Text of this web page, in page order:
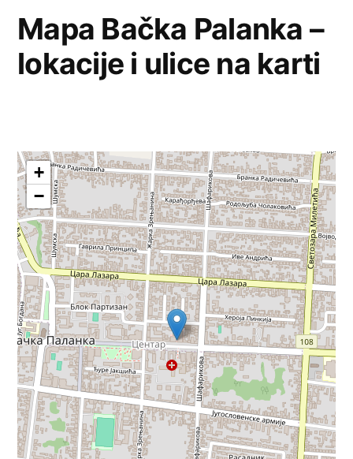
Mapa Bačka Palanka –
lokacije i ulice na karti
+
−